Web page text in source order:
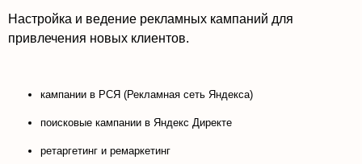
Настройка и ведение рекламных кампаний для
привлечения новых клиентов.
кампании в РСЯ (Рекламная сеть Яндекса)
поисковые кампании в Яндекс Директе
ретаргетинг и ремаркетинг